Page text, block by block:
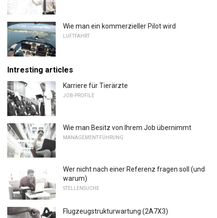
Wie man ein kommerzieller Pilot wird
LUFTFAHRT
Intresting articles
Karriere für Tierärzte
JOB-PROFILE
Wie man Besitz von Ihrem Job übernimmt
MANAGEMENT FÜHRUNG
Wer nicht nach einer Referenz fragen soll (und
warum)
STELLENSUCHE
Flugzeugstrukturwartung (2A7X3)